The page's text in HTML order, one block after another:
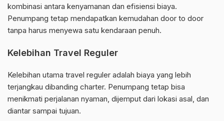
kombinasi antara kenyamanan dan efisiensi biaya.
Penumpang tetap mendapatkan kemudahan door to door
tanpa harus menyewa satu kendaraan penuh.
Kelebihan Travel Reguler
Kelebihan utama travel reguler adalah biaya yang lebih
terjangkau dibanding charter. Penumpang tetap bisa
menikmati perjalanan nyaman, dijemput dari lokasi asal, dan
diantar sampai tujuan.